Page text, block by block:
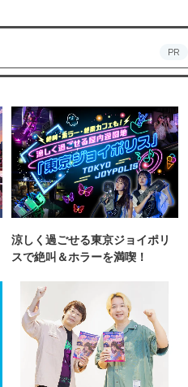
PR
涼しく過ごせる東京ジョイポリ
スで絶叫＆ホラーを満喫！